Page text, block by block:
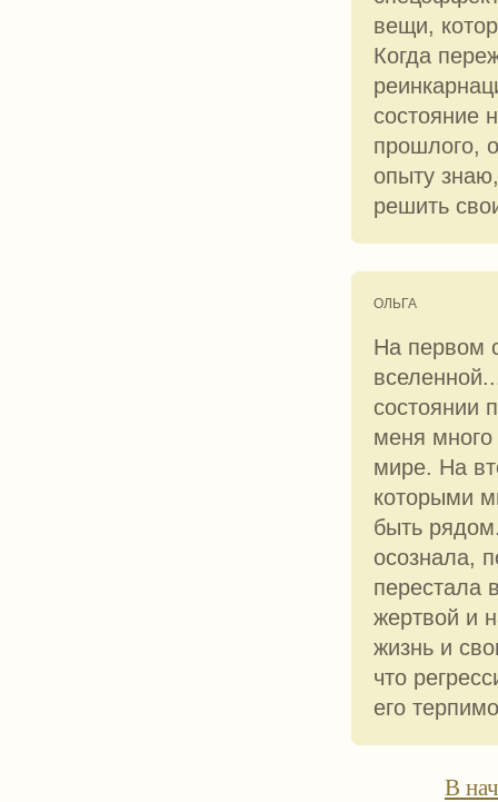
вещи,
Когда
состояние
прошлого,
опыту
решить
ОЛЬГА
На первом
состоянии
меня
мире. На
которыми
быть
осознала,
перестала
жертвой и
жизнь и
что
его
В